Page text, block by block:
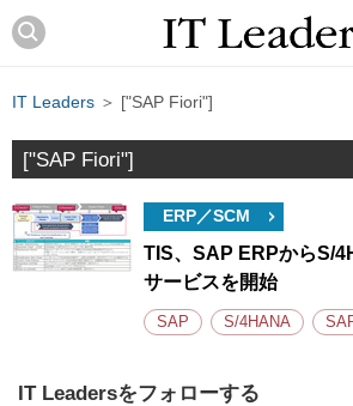
IT Leaders ＞ ["SAP Fiori"]
["SAP Fiori"]
ERP／SCM
TIS、SAP ERPからS/
サービスを開始
SAP S/4HANA
IT Leadersをフォローする